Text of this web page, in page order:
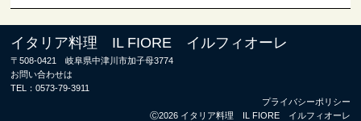
イタリア料理 IL FIORE イルフィオーレ
〒508-0421 岐阜県中津川市加子母3774
お問い合わせは
TEL：0573-79-3911
プライバシーポリシー
Ⓒ2026 イタリア料理 IL FIORE イルフィオーレ